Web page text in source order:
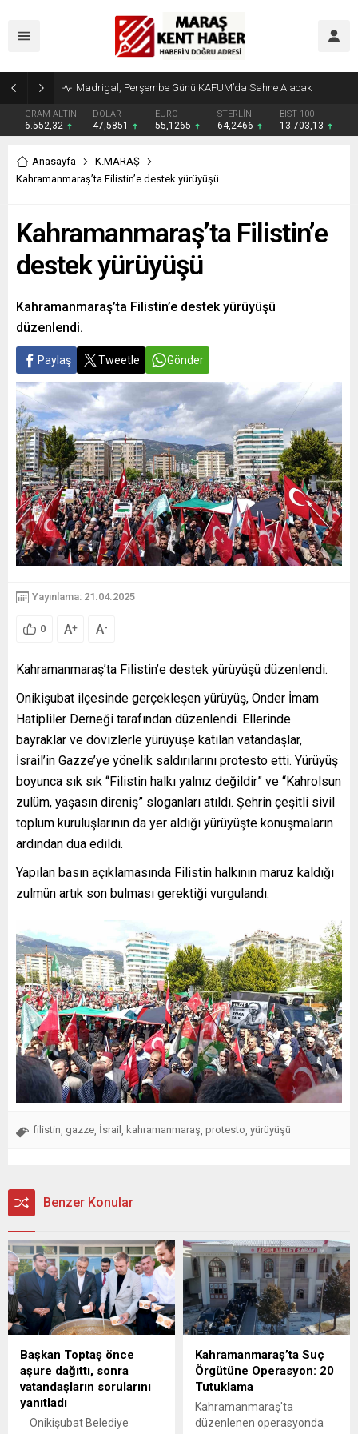
Madrigal, Perşembe Günü KAFUM’da Sahne Alacak
GRAM ALTIN
6.552,32
DOLAR
47,5851
EURO
55,1265
STERLİN
64,2466
BIST 100
13.703,13
Anasayfa
K.MARAŞ
Kahramanmaraş’ta Filistin’e destek yürüyüşü
Kahramanmaraş’ta Filistin’e
destek yürüyüşü
Kahramanmaraş’ta Filistin’e destek yürüyüşü
düzenlendi.
Paylaş Tweetle Gönder
Yayınlama: 21.04.2025
0 A+ A-
Kahramanmaraş’ta Filistin’e destek yürüyüşü düzenlendi.
Onikişubat ilçesinde gerçekleşen yürüyüş, Önder İmam
Hatipliler Derneği tarafından düzenlendi. Ellerinde
bayraklar ve dövizlerle yürüyüşe katılan vatandaşlar,
İsrail’in Gazze’ye yönelik saldırılarını protesto etti. Yürüyüş
boyunca sık sık “Filistin halkı yalnız değildir” ve “Kahrolsun
zulüm, yaşasın direniş” sloganları atıldı. Şehrin çeşitli sivil
toplum kuruluşlarının da yer aldığı yürüyüşte konuşmaların
ardından dua edildi.
Yapılan basın açıklamasında Filistin halkının maruz kaldığı
zulmün artık son bulması gerektiği vurgulandı.
filistin, gazze, İsrail , kahramanmaraş, protesto, yürüyüşü
Benzer Konular
Başkan Toptaş önce
aşure dağıttı, sonra
vatandaşların sorularını
yanıtladı
Onikişubat Belediye
Kahramanmaraş’ta Suç
Örgütüne Operasyon: 20
Tutuklama
Kahramanmaraş'ta
düzenlenen operasyonda